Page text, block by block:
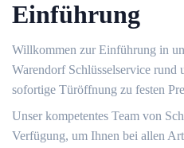
Einführung
Willkommen zur Einführung in
Warendorf Schlüsselservice rund
sofortige Türöffnung zu festen
Unser kompetentes Team von
Verfügung, um Ihnen bei allen